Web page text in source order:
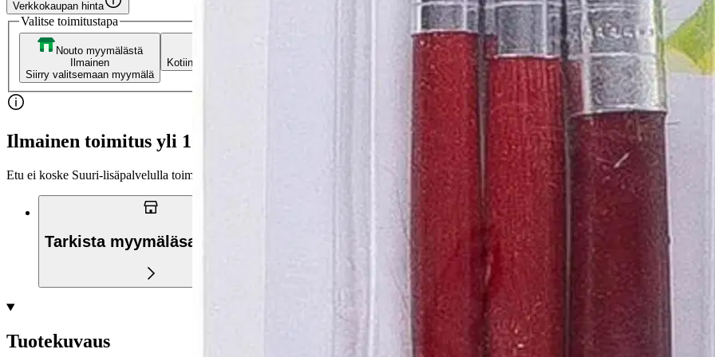
Verkkokaupan hinta
Valitse toimitustapa
Nouto myymälästä
Ilmainen
Siirry valitsemaan myymälä
Kotiin tai noutopisteeseen
Ilmainen toimitus yli 100 €:n tilauksille Postin pakettiautomaattiin tai
Etu ei koske Suuri‑lisäpalvelulla toimitettavia tuotteita.
Tarkista myymäläsaatavuus
Tuotekuvaus